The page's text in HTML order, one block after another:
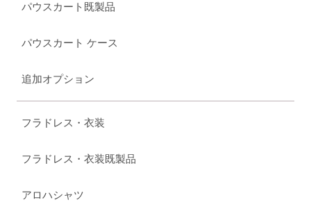
パウスカート既製品
パウスカート ケース
追加オプション
フラドレス・衣装
フラドレス・衣装既製品
アロハシャツ